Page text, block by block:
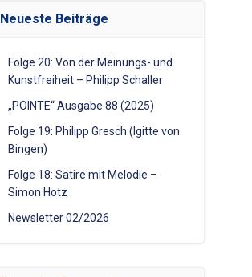
Neueste Beiträge
Folge 20: Von der Meinungs- und
Kunstfreiheit – Philipp Schaller
„POINTE“ Ausgabe 88 (2025)
Folge 19: Philipp Gresch (Igitte von
Bingen)
Folge 18: Satire mit Melodie –
Simon Hotz
Newsletter 02/2026